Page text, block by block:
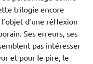
trilogie encore
d’une réflexion
Ses erreurs, ses
pas intéresser
et pour le pire, le